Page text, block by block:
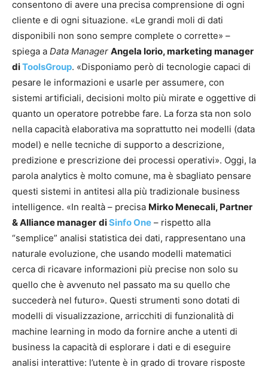
consentono di avere una precisa comprensione di ogni
cliente e di ogni situazione. «Le grandi moli di dati
disponibili non sono sempre complete o corrette» –
spiega a Data Manager Angela Iorio, marketing manager
diToolsGroup. «Disponiamo però di tecnologie capaci di
pesare le informazioni e usarle per assumere, con
sistemi artificiali, decisioni molto più mirate e oggettive di
quanto un operatore potrebbe fare. La forza sta non solo
nella capacità elaborativa ma soprattutto nei modelli (data
model) e nelle tecniche di supporto a descrizione,
predizione e prescrizione dei processi operativi». Oggi, la
parola analytics è molto comune, ma è sbagliato pensare
questi sistemi in antitesi alla più tradizionale business
intelligence. «In realtà – precisa Mirko Menecali, Partner
& Alliance manager diSinfo One – rispetto alla
“semplice” analisi statistica dei dati, rappresentano una
naturale evoluzione, che usando modelli matematici
cerca di ricavare informazioni più precise non solo su
quello che è avvenuto nel passato ma su quello che
succederà nel futuro». Questi strumenti sono dotati di
modelli di visualizzazione, arricchiti di funzionalità di
machine learning in modo da fornire anche a utenti di
business la capacità di esplorare i dati e di eseguire
analisi interattive: l’utente è in grado di trovare risposte